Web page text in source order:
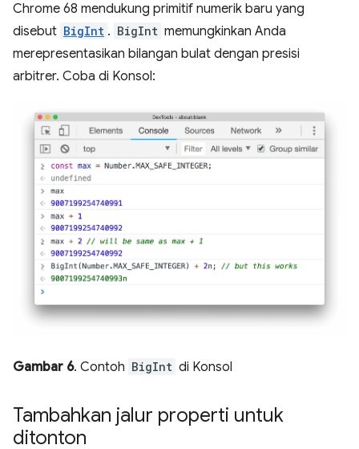
Chrome 68 mendukung primitif numerik baru yang
disebut BigInt . BigInt memungkinkan Anda
merepresentasikan bilangan bulat dengan presisi
arbitrer. Coba di Konsol:
Gambar 6. Contoh BigInt di Konsol
Tambahkan jalur properti untuk
ditonton